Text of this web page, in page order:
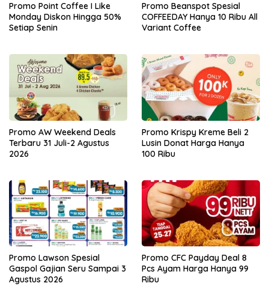
Promo Point Coffee I Like
Monday Diskon Hingga 50%
Setiap Senin
Promo Beanspot Spesial
COFFEEDAY Hanya 10 Ribu All
Variant Coffee
Promo AW Weekend Deals
Terbaru 31 Juli-2 Agustus
2026
Promo Krispy Kreme Beli 2
Lusin Donat Harga Hanya
100 Ribu
Promo Lawson Spesial
Gaspol Gajian Seru Sampai 3
Agustus 2026
Promo CFC Payday Deal 8
Pcs Ayam Harga Hanya 99
Ribu